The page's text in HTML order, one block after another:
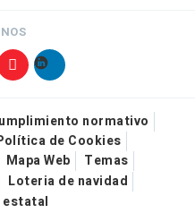
normativo
de Cookies
Mapa Web
Temas
Loteria de navidad
estatal